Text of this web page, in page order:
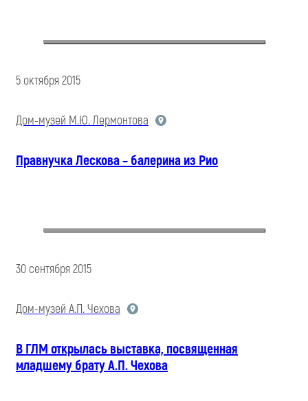
5 октября 2015
Дом-музей М.Ю. Лермонтова
Правнучка Лескова – балерина из Рио
30 сентября 2015
Дом-музей А.П. Чехова
В ГЛМ открылась выставка, посвященная
младшему брату А.П. Чехова